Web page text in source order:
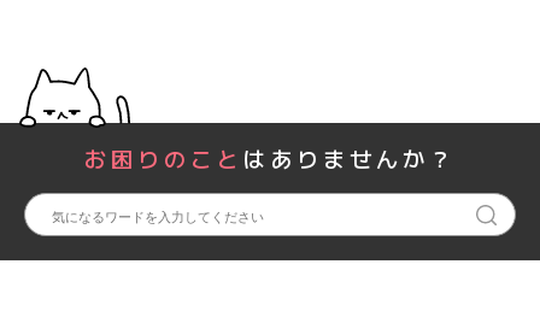
お困りのこと はありませんか？